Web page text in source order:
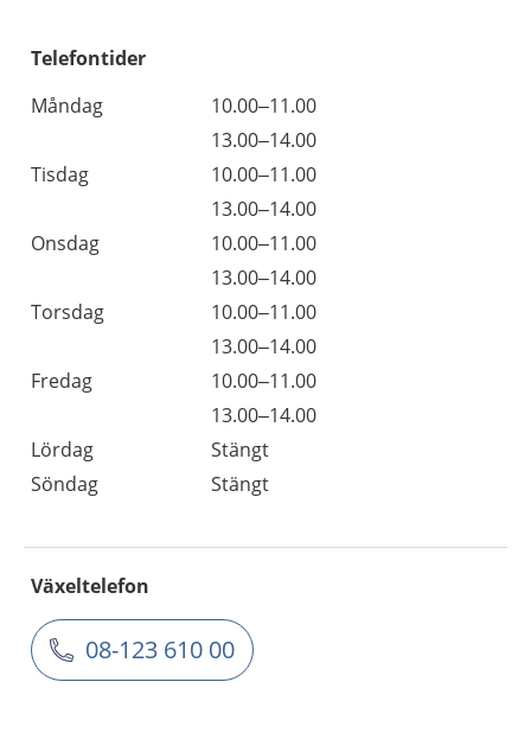
Telefontider
Måndag
10.00–11.00
13.00–14.00
Tisdag
10.00–11.00
13.00–14.00
Onsdag
10.00–11.00
13.00–14.00
Torsdag
10.00–11.00
13.00–14.00
Fredag
10.00–11.00
13.00–14.00
Lördag
Stängt
Söndag
Stängt
Växeltelefon
08-123 610 00